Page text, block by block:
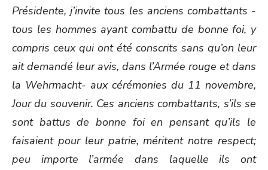
Présidente, j’invite tous les anciens combattants -
tous les hommes ayant combattu de bonne foi, y
compris ceux qui ont été conscrits sans qu’on leur
ait demandé leur avis, dans l’Armée rouge et dans
la Wehrmacht- aux cérémonies du 11 novembre,
Jour du souvenir. Ces anciens combattants, s’ils se
sont battus de bonne foi en pensant qu’ils le
faisaient pour leur patrie, méritent notre respect;
peu importe l’armée dans laquelle ils ont